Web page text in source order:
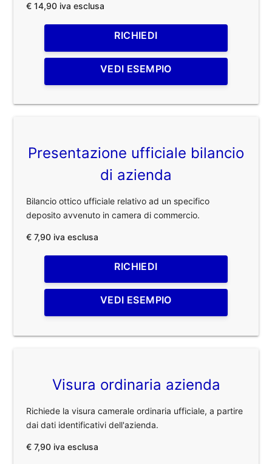
€ 14,90 iva esclusa
RICHIEDI
VEDI ESEMPIO
Presentazione ufficiale bilancio
di azienda
Bilancio ottico ufficiale relativo ad un specifico
deposito avvenuto in camera di commercio.
€ 7,90 iva esclusa
RICHIEDI
VEDI ESEMPIO
Visura ordinaria azienda
Richiede la visura camerale ordinaria ufficiale, a partire
dai dati identificativi dell'azienda.
€ 7,90 iva esclusa